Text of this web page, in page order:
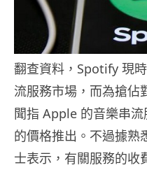
翻查資料，Spotify 現
流服務市場，而為搶佔
聞指 Apple 的音樂串
的價格推出。不過據熟
士表示，有關服務的收